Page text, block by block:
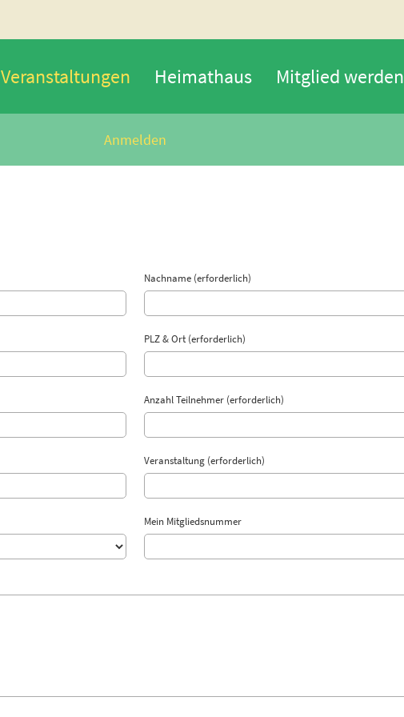
Veranstaltungen Heimathaus Mitglied werden
Anmelden
Nachname (erforderlich)
PLZ & Ort (erforderlich)
Anzahl Teilnehmer (erforderlich)
Veranstaltung (erforderlich)
Mein Mitgliedsnummer